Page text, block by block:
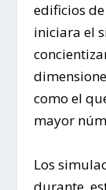
edificios
iniciara el
como el
mayor
Los
durante